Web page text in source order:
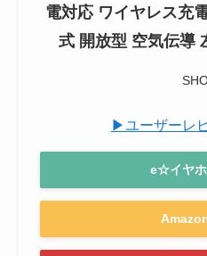
電対応 ワイヤレス充
式 開放型 空気伝導
▶ユーザーレ
e☆イヤ